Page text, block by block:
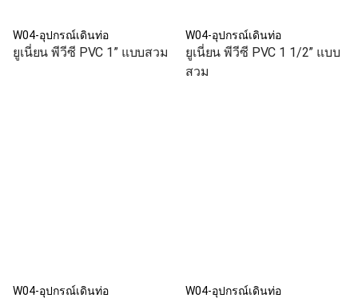
W04-อุปกรณ์เดินท่อ
ยูเนี่ยน พีวีซี PVC 1” แบบสวม
W04-อุปกรณ์เดินท่อ
ยูเนี่ยน พีวีซี PVC 1 1/2” แบบ
สวม
W04-อุปกรณ์เดินท่อ W04-อุปกรณ์เดินท่อ